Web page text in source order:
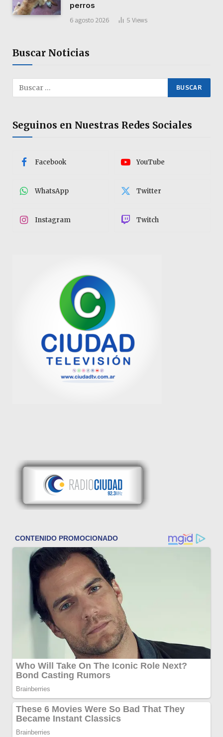
perros
6 agosto 2026 5 Views
Buscar Noticias
Seguinos en Nuestras Redes Sociales
Facebook YouTube
WhatsApp Twitter
Instagram Twitch